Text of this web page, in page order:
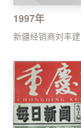
1997年
新疆经销商刘丰